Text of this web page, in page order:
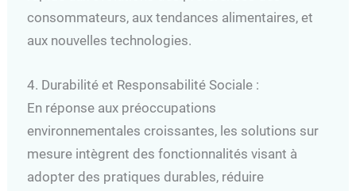
consommateurs, aux tendances alimentaires, et
aux nouvelles technologies.
4. Durabilité et Responsabilité Sociale :
En réponse aux préoccupations
environnementales croissantes, les solutions sur
mesure intègrent des fonctionnalités visant à
adopter des pratiques durables, réduire